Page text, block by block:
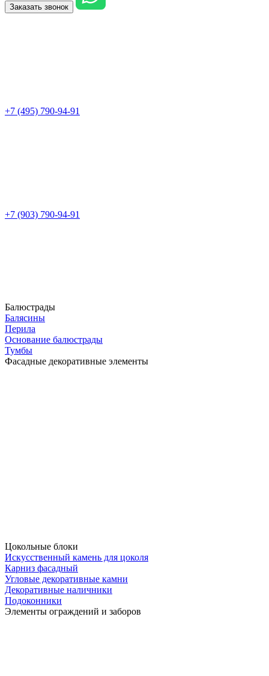
Заказать звонок
+7 (495) 790-94-91
+7 (903) 790-94-91
Балюстрады
Балясины
Перила
Основание балюстрады
Тумбы
Фасадные декоративные элементы
Цокольные блоки
Искусственный камень для цоколя
Карниз фасадный
Угловые декоративные камни
Декоративные наличники
Подоконники
Элементы ограждений и заборов